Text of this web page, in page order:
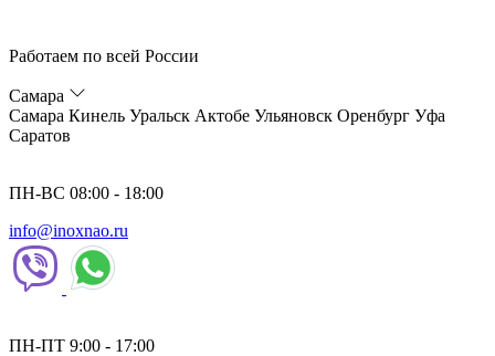
Работаем по всей России
Самара
Самара Кинель Уральск Актобе Ульяновск Оренбург Уфа
Саратов
ПН-ВС 08:00 - 18:00
info@inoxnao.ru
ПН-ПТ 9:00 - 17:00